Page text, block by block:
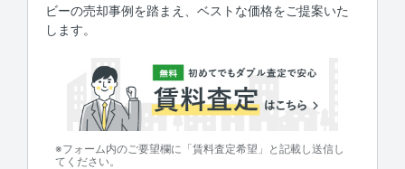
ビーの売却事例を踏まえ、ベストな価格をご提案いた
します。
※フォーム内のご要望欄に「賃料査定希望」と記載し送信し
てください。